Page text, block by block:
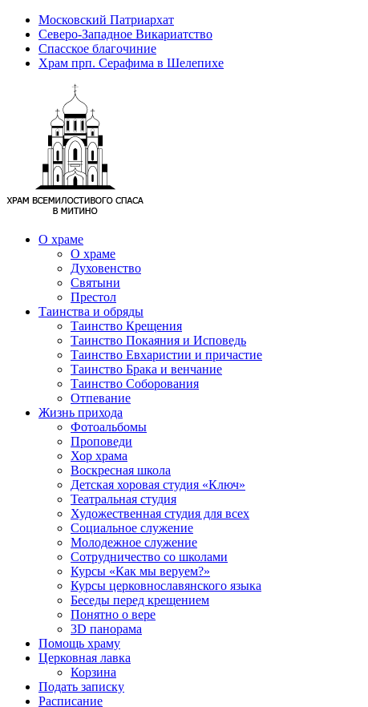
Московский Патриархат
Северо-Западное Викариатство
Спасское благочиние
Храм прп. Серафима в Шелепихе
О храме
О храме
Духовенство
Святыни
Престол
Таинства и обряды
Таинство Крещения
Таинство Покаяния и Исповедь
Таинство Евхаристии и причастие
Таинство Брака и венчание
Таинство Соборования
Отпевание
Жизнь прихода
Фотоальбомы
Проповеди
Хор храма
Воскресная школа
Детская хоровая студия «Ключ»
Театральная студия
Х​удожественная студия для всех
Социальное служение
Молодежное служение
Сотрудничество со школами
Курсы «Как мы веруем?»
Курсы церковнославянского языка
Беседы перед крещением
Понятно о вере
3D панорама
Помощь храму
Церковная лавка
Корзина
Подать записку
Расписание